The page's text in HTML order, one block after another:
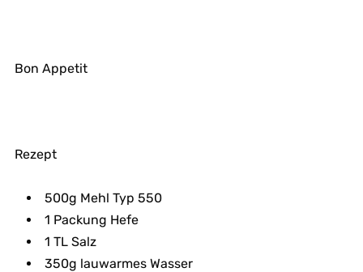
Bon Appetit
Rezept
500g Mehl Typ 550
1 Packung Hefe
1 TL Salz
350g lauwarmes Wasser